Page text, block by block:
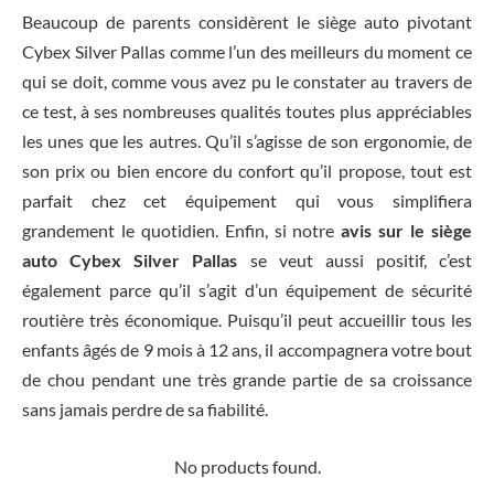
Beaucoup de parents considèrent le siège auto pivotant
Cybex Silver Pallas comme l’un des meilleurs du moment ce
qui se doit, comme vous avez pu le constater au travers de
ce test, à ses nombreuses qualités toutes plus appréciables
les unes que les autres. Qu’il s’agisse de son ergonomie, de
son prix ou bien encore du confort qu’il propose, tout est
parfait chez cet équipement qui vous simplifiera
grandement le quotidien. Enfin, si notreavis sur le siège
auto Cybex Silver Pallas se veut aussi positif, c’est
également parce qu’il s’agit d’un équipement de sécurité
routière très économique. Puisqu’il peut accueillir tous les
enfants âgés de 9 mois à 12 ans, il accompagnera votre bout
de chou pendant une très grande partie de sa croissance
sans jamais perdre de sa fiabilité.
No products found.